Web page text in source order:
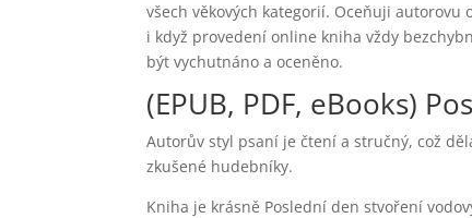
všech věkových kategorií. Oceňuji
i když provedení online kniha vždy
být vychutnáno a oceněno.
(EPUB, PDF, eBooks)
Autorův styl psaní je čtení a stručný, což
zkušené hudebníky.
Kniha je krásně Poslední den stvoření